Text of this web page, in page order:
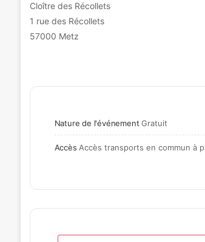
Cloître des Récollets
1 rue des Récollets
57000 Metz
Nature de l'événementGratuit
Accès Accès transports en commun à